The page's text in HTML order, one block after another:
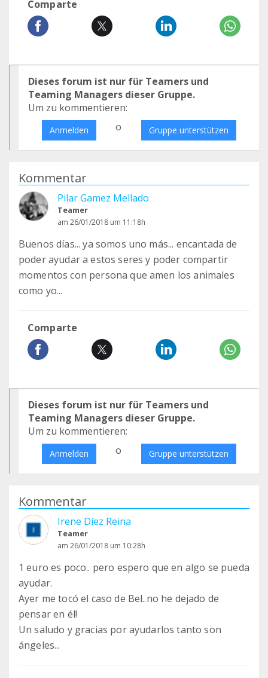
Comparte
Dieses forum ist nur für Teamers und
Teaming Managers dieser Gruppe.
Um zu kommentieren:
Anmelden o Gruppe unterstützen
Kommentar
Pilar Gamez Mellado
Teamer
am 26/01/2018 um 11:18h
Buenos días... ya somos uno más... encantada de
poder ayudar a estos seres y poder compartir
momentos con persona que amen los animales
como yo...
Comparte
Dieses forum ist nur für Teamers und
Teaming Managers dieser Gruppe.
Um zu kommentieren:
Anmelden o Gruppe unterstützen
Kommentar
Irene Díez Reina
Teamer
am 26/01/2018 um 10:28h
1 euro es poco.. pero espero que en algo se pueda
ayudar.
Ayer me tocó el caso de Bel..no he dejado de
pensar en él!
Un saludo y gracias por ayudarlos tanto son
ángeles...